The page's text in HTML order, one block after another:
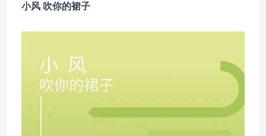
小风 吹你的裙子